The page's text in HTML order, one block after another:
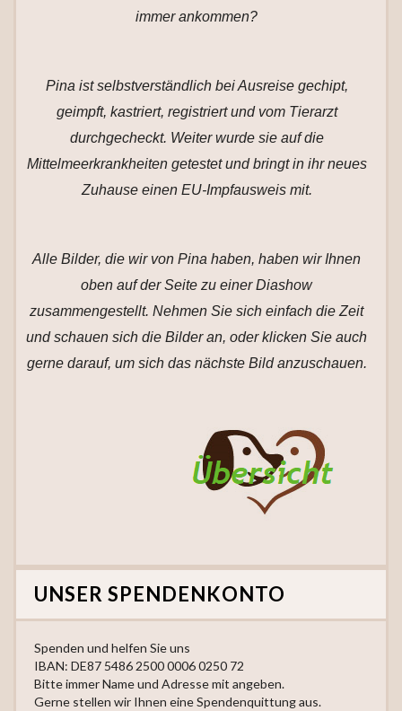
immer ankommen?
Pina ist selbstverständlich bei Ausreise gechipt,
geimpft, kastriert, registriert und vom Tierarzt
durchgecheckt. Weiter wurde sie auf die
Mittelmeerkrankheiten getestet und bringt in ihr neues
Zuhause einen EU-Impfausweis mit.
Alle Bilder, die wir von Pina haben, haben wir Ihnen
oben auf der Seite zu einer Diashow
zusammengestellt. Nehmen Sie sich einfach die Zeit
und schauen sich die Bilder an, oder klicken Sie auch
gerne darauf, um sich das nächste Bild anzuschauen.
UNSER SPENDENKONTO
Spenden und helfen Sie uns
IBAN: DE87 5486 2500 0006 0250 72
Bitte immer Name und Adresse mit angeben.
Gerne stellen wir Ihnen eine Spendenquittung aus.